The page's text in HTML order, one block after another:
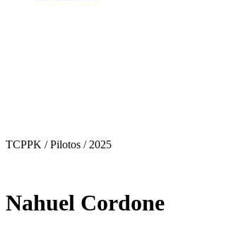
TCPPK / Pilotos / 2025
Nahuel Cordone